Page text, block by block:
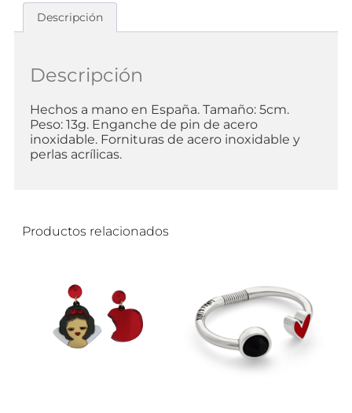
Descripción
Descripción
Hechos a mano en España. Tamaño: 5cm.
Peso: 13g. Enganche de pin de acero
inoxidable. Fornituras de acero inoxidable y
perlas acrílicas.
Productos relacionados